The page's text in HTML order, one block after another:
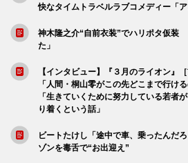
快なタイムトラベルラブコメディー「ア
神木隆之介“自前衣装”でハリポタ仮装
た」
【インタビュー】『３月のライオン』
「人間・桐山零がこの先どこまで行け
「生きていくために努力している若者
り着くという話」
ビートたけし「途中で車、乗ったんだ
ゾンを毒舌で“お出迎え”